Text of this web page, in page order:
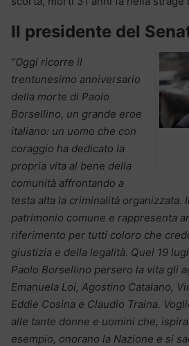
Il presidente del
“Oggi ricorre il
trentunesimo anniversario
della morte di Paolo
Borsellino, un grande eroe
italiano: un uomo che con
coraggio ha dedicato la
propria vita al bene della
comunità affrontando a
testa alta la criminalità organizzata.
patrimonio comune e rappresenta
riferimento per tutti coloro che
giustizia e della legalità. Quel 19
Paolo Borsellino persero la vita gli
Emanuela Loi, Agostino Catalano,
Eddie Cosina e Claudio Traina.
alle tante donne e uomini che,
esempio, onorano la Nazione e si